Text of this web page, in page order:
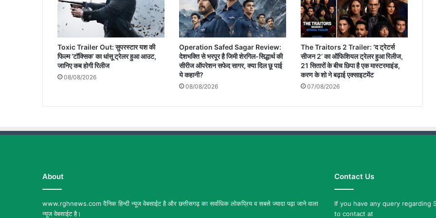
असर
Toxic Trailer Out: सुपरस्टार यश की
फिल्म ‘टॉक्सिक’ का धांसू ट्रेलर हुआ आउट,
जानिए कब होगी रिलीज
08/08/2026
Operation Safed Sagar Review:
देशभक्ति से भरपूर है जिमी शेरगिल-सिद्धार्थ की
सीरीज ऑपरेशन सफेद सागर, क्या दिल छू पाई
ये कहानी?
08/08/2026
The Traitors 2 Trailer: ‘द ट्रेटर्स
सीजन 2’ का ऑफिशियल ट्रेलर हुआ रिलीज,
21 सितारों के बीच छिपा है एक मास्टरमाइंड,
करण के शो ने बढ़ाई एक्साइटमेंट
07/08/2026
About
www.rghnews.com दैनिक हिन्दी न्यूज वेबसाईट है और छत्तीसगढ़ का सर्वाधिक लोकप्रिय व सबसे ज्यादा पढ़ा जाने वाला
न्यूज वेबसाईट है।
Contact Us
If you have any query regarding
to contact at